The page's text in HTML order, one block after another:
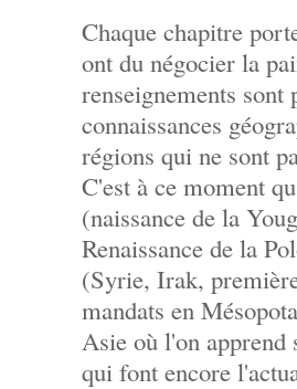
Chaque chapitre
ont du négocier la
renseignements
connaissances
régions qui ne sont
C'est à ce moment
(naissance de la
Renaissance de la
(Syrie, Irak,
mandats en
Asie où l'on apprend
qui font encore